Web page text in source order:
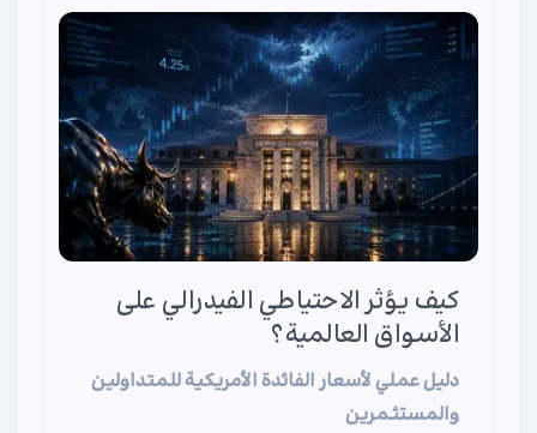
كيف يؤثر الاحتياطي الفيدرالي على
الأسواق العالمية؟
دليل عملي لأسعار الفائدة الأمريكية للمتداولين
والمستثمرين